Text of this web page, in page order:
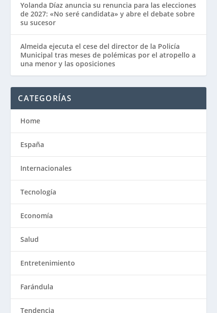
Yolanda Díaz anuncia su renuncia para las elecciones
de 2027: «No seré candidata» y abre el debate sobre
su sucesor
Almeida ejecuta el cese del director de la Policía
Municipal tras meses de polémicas por el atropello a
una menor y las oposiciones
CATEGORÍAS
Home
España
Internacionales
Tecnología
Economía
Salud
Entretenimiento
Farándula
Tendencia